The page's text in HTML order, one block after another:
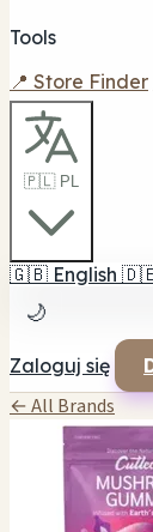
Tools
📍 Store Finder
🇵🇱 PL
🇬🇧 English
🌙
Zaloguj się
← All Brands